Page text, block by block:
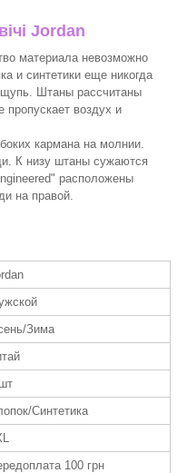
Jordan
материала невозможно
и синтетики еще никогда
Штаны рассчитаны
воздух и
кармана на молнии.
К низу штаны сужаются
расположены
на правой.
Зима
Синтетика
100 грн